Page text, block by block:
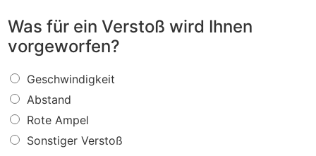
Was für ein Verstoß wird Ihnen
vorgeworfen?
W
a
s
f
ü
r
Geschwindigkeit
Abstand
Rote Ampel
Sonstiger Verstoß